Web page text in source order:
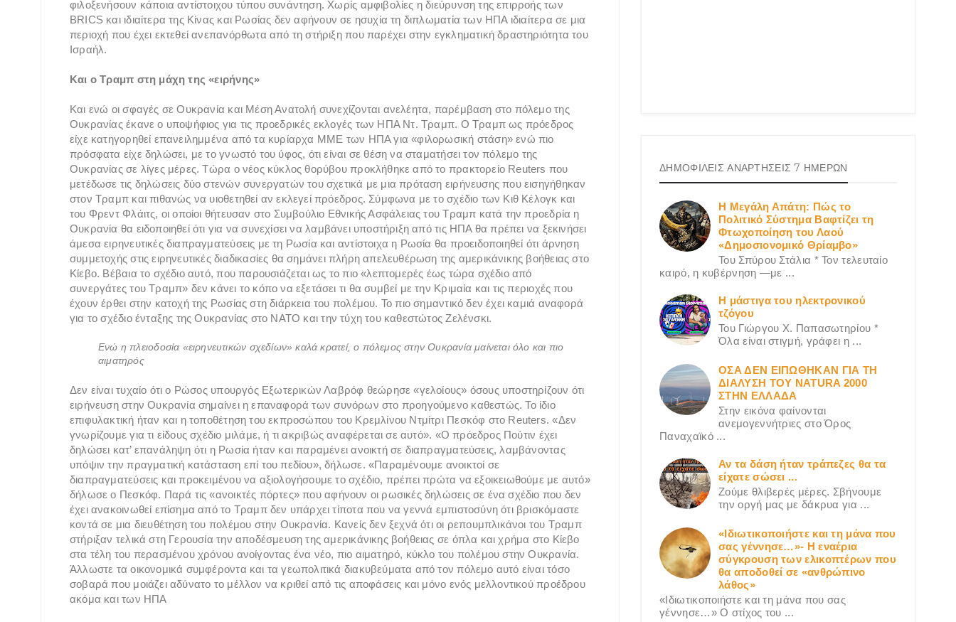
φιλοξενήσουν κάποια αντίστοιχου τύπου συνάντηση. Χωρίς αμφιβολίες η διεύρυνση της επιρροής των
BRICS και ιδιαίτερα της Κίνας και Ρωσίας δεν αφήνουν σε ησυχία τη διπλωματία των ΗΠΑ ιδιαίτερα σε μια
περιοχή που έχει εκτεθεί ανεπανόρθωτα από τη στήριξη που παρέχει στην εγκληματική δραστηριότητα του
Ισραήλ.
Και ο Τραμπ στη μάχη της «ειρήνης»
Και ενώ οι σφαγές σε Ουκρανία και Μέση Ανατολή συνεχίζονται ανελέητα, παρέμβαση στο πόλεμο της
Ουκρανίας έκανε ο υποψήφιος για τις προεδρικές εκλογές των ΗΠΑ Ντ. Τραμπ. Ο Τραμπ ως πρόεδρος
είχε κατηγορηθεί επανειλημμένα από τα κυρίαρχα ΜΜΕ των ΗΠΑ για «φιλορωσική στάση» ενώ πιο
πρόσφατα είχε δηλώσει, με το γνωστό του ύφος, ότι είναι σε θέση να σταματήσει τον πόλεμο της
Ουκρανίας σε λίγες μέρες. Τώρα ο νέος κύκλος θορύβου προκλήθηκε από το πρακτορείο Reuters που
μετέδωσε τις δηλώσεις δύο στενών συνεργατών του σχετικά με μια πρόταση ειρήνευσης που εισηγήθηκαν
στον Τραμπ και πιθανώς να υιοθετηθεί αν εκλεγεί πρόεδρος. Σύμφωνα με το σχέδιο των Κιθ Κέλογκ και
του Φρεντ Φλάιτς, οι οποίοι θήτευσαν στο Συμβούλιο Εθνικής Ασφάλειας του Τραμπ κατά την προεδρία η
Ουκρανία θα ειδοποιηθεί ότι για να συνεχίσει να λαμβάνει υποστήριξη από τις ΗΠΑ θα πρέπει να ξεκινήσει
άμεσα ειρηνευτικές διαπραγματεύσεις με τη Ρωσία και αντίστοιχα η Ρωσία θα προειδοποιηθεί ότι άρνηση
συμμετοχής στις ειρηνευτικές διαδικασίες θα σημάνει πλήρη απελευθέρωση της αμερικάνικης βοήθειας στο
Κίεβο. Βέβαια το σχέδιο αυτό, που παρουσιάζεται ως το πιο «λεπτομερές έως τώρα σχέδιο από
συνεργάτες του Τραμπ» δεν κάνει το κόπο να εξετάσει τι θα συμβεί με την Κριμαία και τις περιοχές που
έχουν έρθει στην κατοχή της Ρωσίας στη διάρκεια του πολέμου. Το πιο σημαντικό δεν έχει καμιά αναφορά
για το σχέδιο ένταξης της Ουκρανίας στο ΝΑΤΟ και την τύχη του καθεστώτος Ζελένσκι.
Ενώ η πλειοδοσία «ειρηνευτικών σχεδίων» καλά κρατεί, ο πόλεμος στην Ουκρανία μαίνεται όλο και πιο
αιματηρός
Δεν είναι τυχαίο ότι ο Ρώσος υπουργός Εξωτερικών Λαβρόφ θεώρησε «γελοίους» όσους υποστηρίζουν ότι
ειρήνευση στην Ουκρανία σημαίνει η επαναφορά των συνόρων στο προηγούμενο καθεστώς. Το ίδιο
επιφυλακτική ήταν και η τοποθέτηση του εκπροσώπου του Κρεμλίνου Ντμίτρι Πεσκόφ στο Reuters. «Δεν
γνωρίζουμε για τι είδους σχέδιο μιλάμε, ή τι ακριβώς αναφέρεται σε αυτό». «Ο πρόεδρος Πούτιν έχει
δηλώσει κατ’ επανάληψη ότι η Ρωσία ήταν και παραμένει ανοικτή σε διαπραγματεύσεις, λαμβάνοντας
υπόψιν την πραγματική κατάσταση επί του πεδίου», δήλωσε. «Παραμένουμε ανοικτοί σε
διαπραγματεύσεις και προκειμένου να αξιολογήσουμε το σχέδιο, πρέπει πρώτα να εξοικειωθούμε με αυτό»
δήλωσε ο Πεσκόφ. Παρά τις «ανοικτές πόρτες» που αφήνουν οι ρωσικές δηλώσεις σε ένα σχέδιο που δεν
έχει ανακοινωθεί επίσημα από το Τραμπ δεν υπάρχει τίποτα που να γεννά εμπιστοσύνη ότι βρισκόμαστε
κοντά σε μια διευθέτηση του πολέμου στην Ουκρανία. Κανείς δεν ξεχνά ότι οι ρεπουμπλικάνοι του Τραμπ
στήριξαν τελικά στη Γερουσία την αποδέσμευση της αμερικάνικης βοήθειας σε όπλα και χρήμα στο Κίεβο
στα τέλη του περασμένου χρόνου ανοίγοντας ένα νέο, πιο αιματηρό, κύκλο του πολέμου στην Ουκρανία.
Άλλωστε τα οικονομικά συμφέροντα και τα γεωπολιτικά διακυβεύματα από τον πόλεμο αυτό είναι τόσο
σοβαρά που μοιάζει αδύνατο το μέλλον να κριθεί από τις αποφάσεις και μόνο ενός μελλοντικού προέδρου
ακόμα και των ΗΠΑ
ΔΗΜΟΦΙΛΕΙΣ ΑΝΑΡΤΗΣΕΙΣ 7 ΗΜΕΡΩΝ
Η Μεγάλη Απάτη: Πώς το
Πολιτικό Σύστημα Βαφτίζει τη
Φτωχοποίηση του Λαού
«Δημοσιονομικό Θρίαμβο»
Του Σπύρου Στάλια * Τον τελευταίο
καιρό, η κυβέρνηση —με ...
Η μάστιγα του ηλεκτρονικού
τζόγου
Του Γιώργου X. Παπασωτηρίου *
Όλα είναι στιγμή, γράφει η ...
ΟΣΑ ΔΕN ΕΙΠΩΘΗΚΑΝ ΓΙΑ ΤΗ
ΔΙΑΛΥΣΗ ΤΟΥ NATURA 2000
ΣΤΗΝ ΕΛΛΑΔΑ
Στην εικόνα φαίνονται
ανεμογεννήτριες στο Όρος
Παναχαϊκό ...
Αν τα δάση ήταν τράπεζες θα τα
είχατε σώσει ...
Ζούμε θλιβερές μέρες. Σβήνουμε
την οργή μας με δάκρυα για ...
«Ιδιωτικοποιήστε και τη μάνα που
σας γέννησε…»- Η εναέρια
σύγκρουση των ελικοπτέρων που
θα αποδοθεί σε «ανθρώπινο
λάθος»
«Ιδιωτικοποιήστε και τη μάνα που σας
γέννησε…» Ο στίχος του ...